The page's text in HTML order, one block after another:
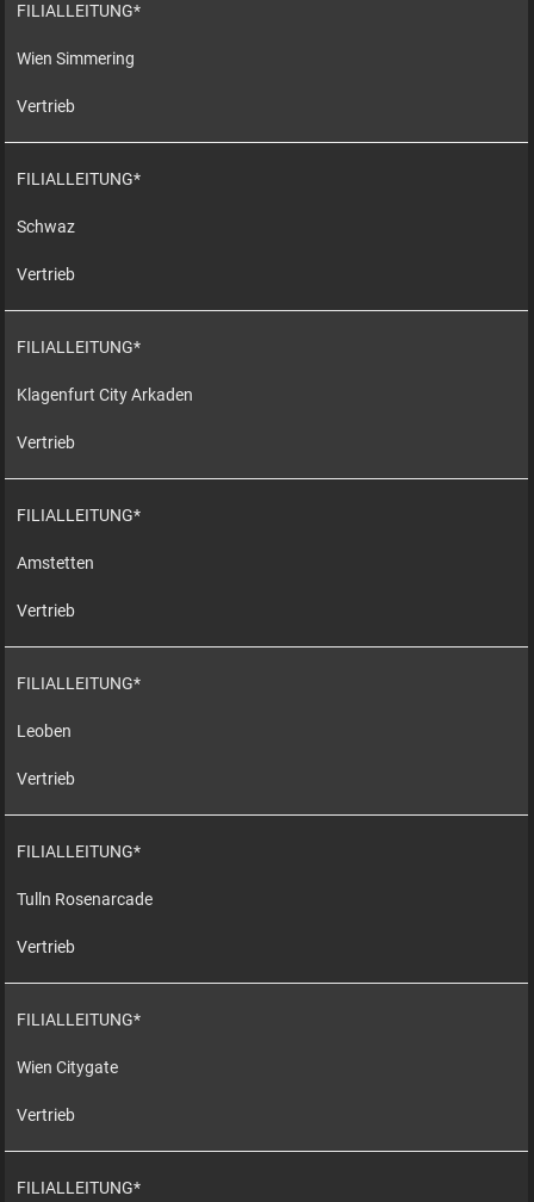
FILIALLEITUNG*
Wien Simmering
Vertrieb
FILIALLEITUNG*
Schwaz
Vertrieb
FILIALLEITUNG*
Klagenfurt City Arkaden
Vertrieb
FILIALLEITUNG*
Amstetten
Vertrieb
FILIALLEITUNG*
Leoben
Vertrieb
FILIALLEITUNG*
Tulln Rosenarcade
Vertrieb
FILIALLEITUNG*
Wien Citygate
Vertrieb
FILIALLEITUNG*